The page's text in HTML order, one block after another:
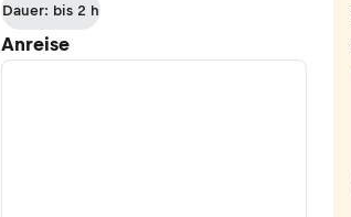
Dauer: bis 2 h
Anreise